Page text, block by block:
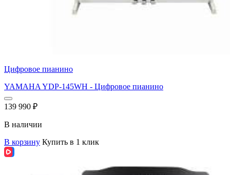
Цифровое пианино
YAMAHA YDP-145WH - Цифровое пианино
139 990 ₽
В наличии
В корзину Купить в 1 клик